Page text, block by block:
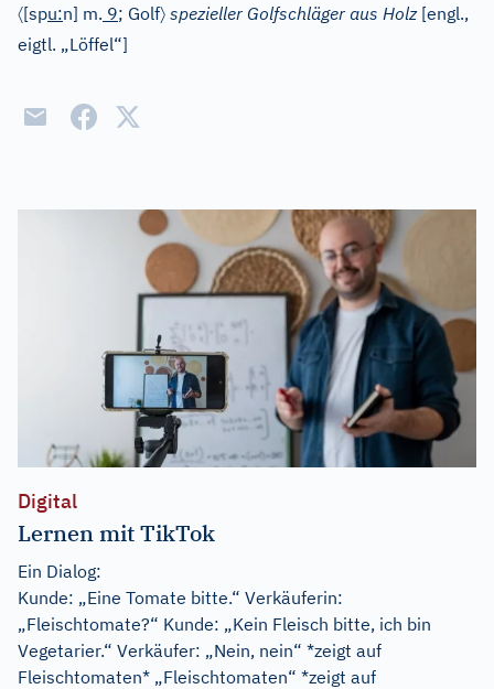
〈[spu:n] m. 9; Golf〉 spezieller Golfschläger aus Holz[engl.,
eigtl. „Löffel“]
Digital
Lernen mit TikTok
Ein Dialog:
Kunde: „Eine Tomate bitte.“ Verkäuferin:
„Fleischtomate?“ Kunde: „Kein Fleisch bitte, ich bin
Vegetarier.“ Verkäufer: „Nein, nein“ *zeigt auf
Fleischtomaten* „Fleischtomaten“ *zeigt auf